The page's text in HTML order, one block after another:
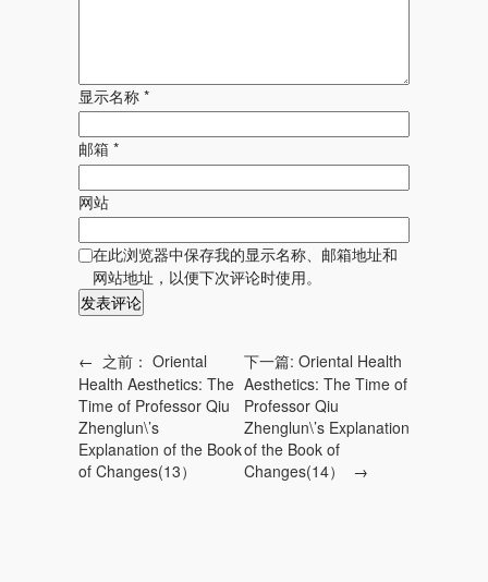
显示名称 *
邮箱 *
网站
在此浏览器中保存我的显示名称、邮箱地址和
网站地址，以便下次评论时使用。
← 之前： Oriental
Health Aesthetics: The
Time of Professor Qiu
Zhenglun\’s
Explanation of the Book
of Changes(13）
下一篇: Oriental Health
Aesthetics: The Time of
Professor Qiu
Zhenglun\’s Explanation
of the Book of
Changes(14）
→